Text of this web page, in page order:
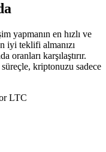
yapmanın en hızlı ve
iyi teklifi almanızı
oranları karşılaştırır.
kriptonuzu sadece
LTC